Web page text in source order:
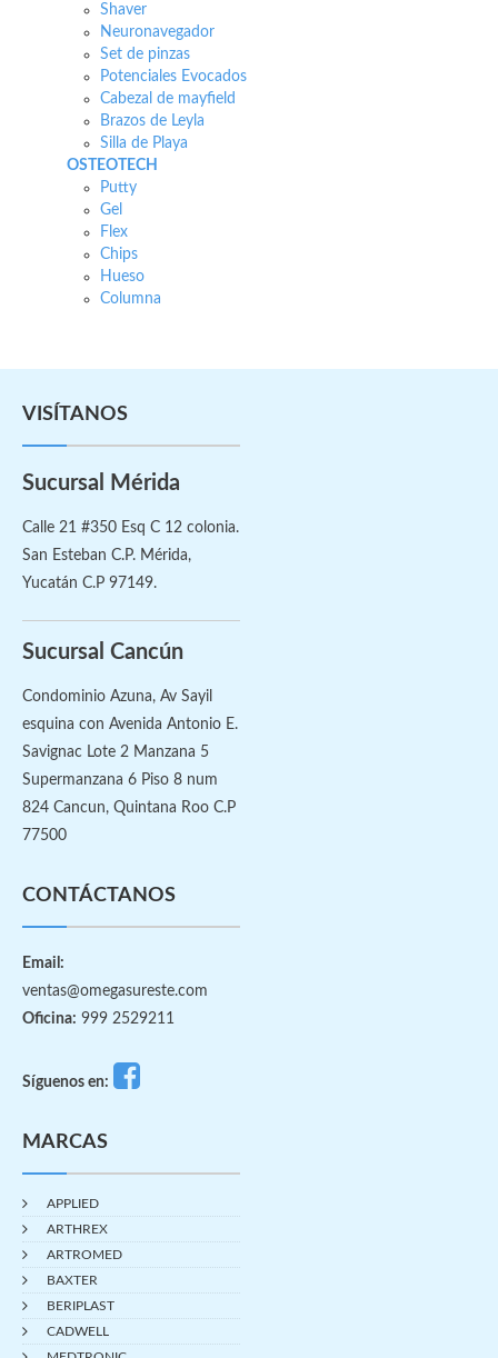
Shaver
Neuronavegador
Set de pinzas
Potenciales Evocados
Cabezal de mayfield
Brazos de Leyla
Silla de Playa
OSTEOTECH
Putty
Gel
Flex
Chips
Hueso
Columna
VISÍTANOS
Sucursal Mérida
Calle 21 #350 Esq C 12 colonia.
San Esteban C.P. Mérida,
Yucatán C.P 97149.
Sucursal Cancún
Condominio Azuna, Av Sayil
esquina con Avenida Antonio E.
Savignac Lote 2 Manzana 5
Supermanzana 6 Piso 8 num
824 Cancun, Quintana Roo C.P
77500
CONTÁCTANOS
Email:
ventas@omegasureste.com
Oficina: 999 2529211
Síguenos en:
MARCAS
APPLIED
ARTHREX
ARTROMED
BAXTER
BERIPLAST
CADWELL